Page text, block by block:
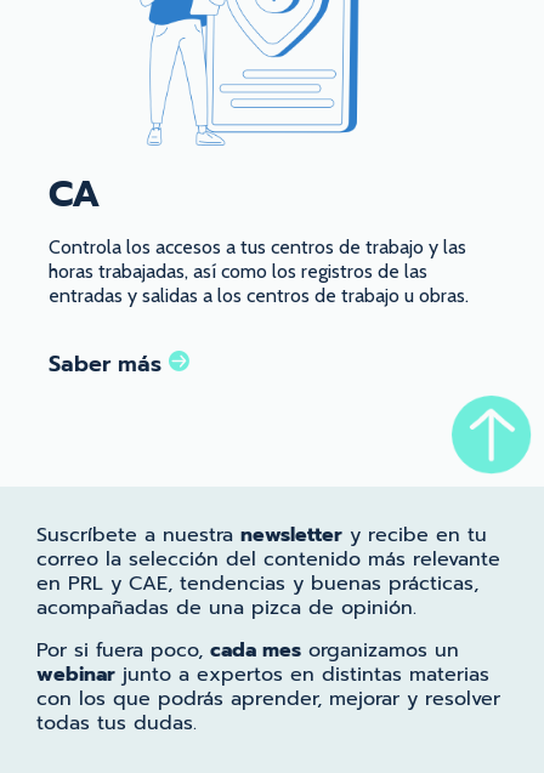
CA
Controla los accesos a tus centros de trabajo y las
horas trabajadas, así como los registros de las
entradas y salidas a los centros de trabajo u obras.
Saber más
Suscríbete a nuestra newsletter y recibe en tu
correo la selección del contenido más relevante
en PRL y CAE, tendencias y buenas prácticas,
acompañadas de una pizca de opinión.
Por si fuera poco, cada mes organizamos un
webinar junto a expertos en distintas materias
con los que podrás aprender, mejorar y resolver
todas tus dudas.